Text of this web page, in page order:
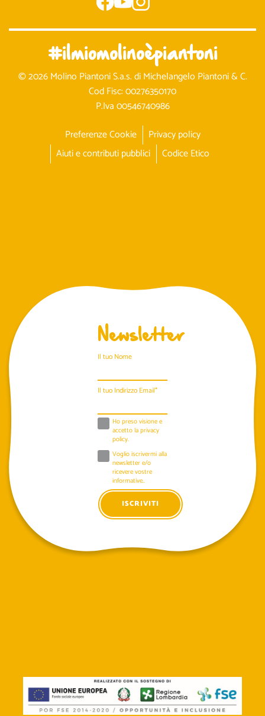
#ilmiomolinoèpiantoni
© 2026 Molino Piantoni S.a.s. di Michelangelo Piantoni & C.
Cod Fisc: 00276350170
P.Iva 00546740986
Preferenze Cookie
Privacy policy
Aiuti e contributi pubblici
Codice Etico
Newsletter
Il tuo Nome
Il tuo Indirizzo Email*
Ho preso visione e
accetto laprivacy
policy.
Voglio iscrivermi alla
newsletter e/o
ricevere vostre
informative..